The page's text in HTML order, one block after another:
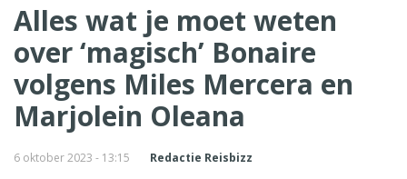
Alles wat je moet weten
over ‘magisch’ Bonaire
volgens Miles Mercera en
Marjolein Oleana
6 oktober 2023 - 13:15 Redactie Reisbizz